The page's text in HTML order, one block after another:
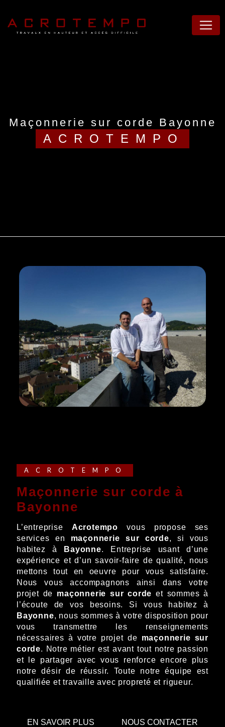
maçonnerie sur corde Bayonne
ACROTEMPO
ACROTEMPO
maçonnerie sur corde à
Bayonne
L’entreprise Acrotempo vous propose ses
services en maçonnerie sur corde, si vous
habitez à
Bayonne. Entreprise usant d’une
expérience et d’un savoir-faire de qualité, nous
mettons tout en oeuvre pour vous satisfaire.
Nous vous accompagnons ainsi dans votre
projet de maçonnerie sur corde et sommes à
l’écoute de vos besoins. Si vous habitez à
Bayonne, nous sommes à votre disposition pour
vous transmettre les renseignements
nécessaires à votre projet de maçonnerie sur
corde. Notre métier est avant tout notre passion
et le partager avec vous renforce encore plus
notre désir de réussir. Toute notre équipe est
qualifiée et travaille avec propreté et rigueur.
EN SAVOIR PLUS NOUS CONTACTER